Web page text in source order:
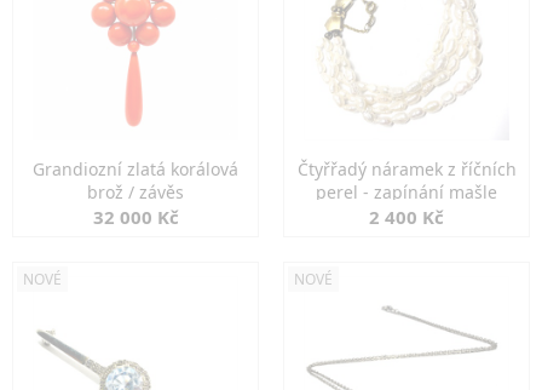
Grandiozní zlatá korálová
brož / závěs
32 000 Kč
Čtyřřadý náramek z říčních
perel - zapínání mašle
2 400 Kč
NOVÉ NOVÉ